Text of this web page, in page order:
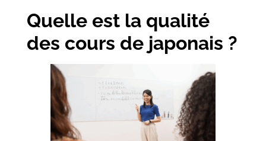
Quelle est la qualité
des cours de japonais ?